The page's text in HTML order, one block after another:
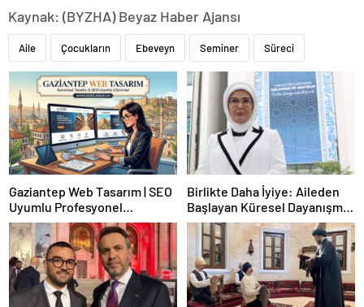
Kaynak: (BYZHA) Beyaz Haber Ajansı
Aile Çocukların Ebeveyn Seminer Süreci
Gaziantep Web Tasarım | SEO
Uyumlu Profesyonel
Çözümler
Birlikte Daha İyiye: Aileden
Başlayan Küresel Dayanışma
Yan Etkinliği (BM 80. Genel
Kurulu)